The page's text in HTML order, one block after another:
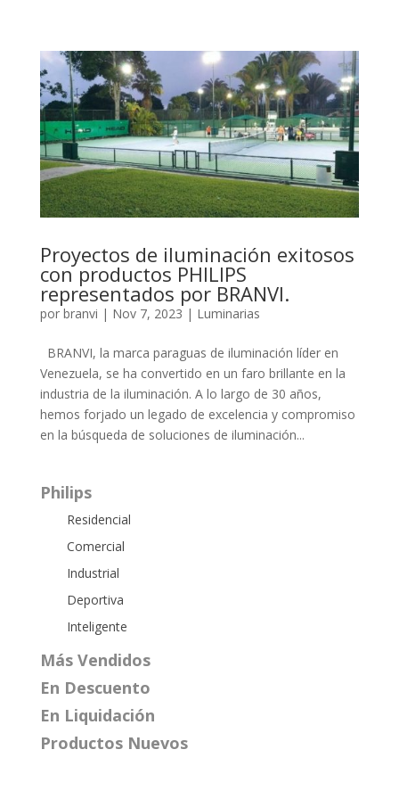
Proyectos de iluminación exitosos
con productos PHILIPS
representados por BRANVI.
por branvi | Nov 7, 2023 | Luminarias
BRANVI, la marca paraguas de iluminación líder en
Venezuela, se ha convertido en un faro brillante en la
industria de la iluminación. A lo largo de 30 años,
hemos forjado un legado de excelencia y compromiso
en la búsqueda de soluciones de iluminación...
Philips
Residencial
Comercial
Industrial
Deportiva
Inteligente
Más Vendidos
En Descuento
En Liquidación
Productos Nuevos